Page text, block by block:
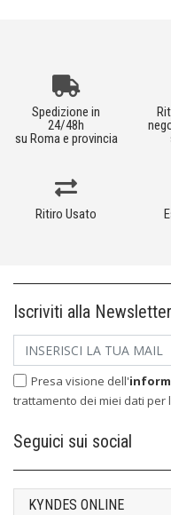
Spedizione in
24/48h
su Roma e provincia
Ritiro Usato
Iscriviti alla Newsletter
Presa visione dell'
trattamento dei miei dati per
Seguici sui social
KYNDES ONLINE